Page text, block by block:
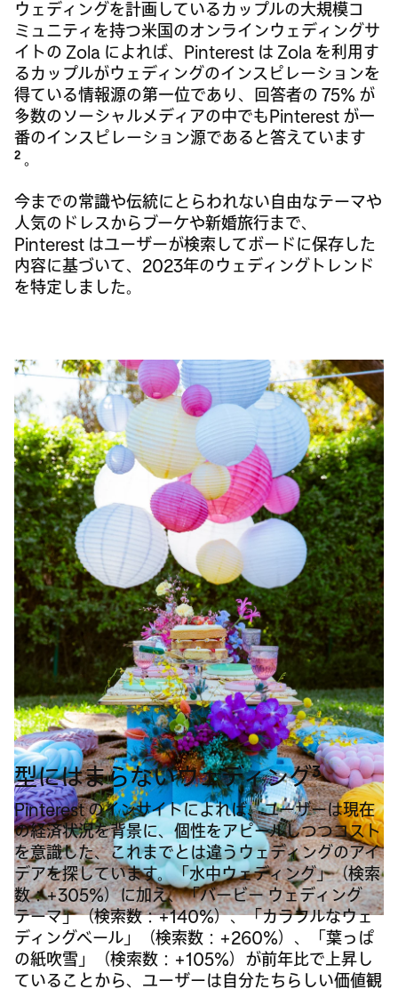
ウェディングを計画しているカップルの大規模コ
ミュニティを持つ米国のオンラインウェディングサ
イトの Zola によれば、Pinterest は Zola を利用す
るカップルがウェディングのインスピレーションを
得ている情報源の第一位であり、回答者の 75% が
多数のソーシャルメディアの中でもPinterest が一
番のインスピレーション源であると答えています
2 。
今までの常識や伝統にとらわれない自由なテーマや
人気のドレスからブーケや新婚旅行まで、
Pinterest はユーザーが検索してボードに保存した
内容に基づいて、2023年のウェディングトレンド
を特定しました。
型にはまらないウェディング3
Pinterest のインサイトによれば、ユーザーは現在
の経済状況を背景に、個性をアピールしつつコスト
を意識した、これまでとは違うウェディングのアイ
デアを探しています。「水中ウェディング」（検索
数：+305%）に加え、「バービー ウェディング
テーマ」（検索数：+140%）、「カラフルなウェ
ディングベール」（検索数：+260%）、「葉っぱ
の紙吹雪」（検索数：+105%）が前年比で上昇し
ていることから、ユーザーは自分たちらしい価値観